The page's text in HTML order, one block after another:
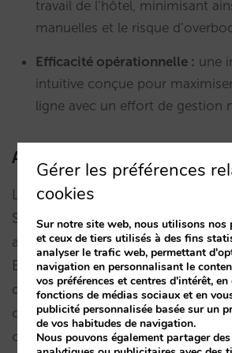
travail de l’hôtel, minimisant
manuelles et le risque
Efficacité opérationnelle : une
intuitive conçue pour
ligne avec un effort de gestion
Avantages pour les hôtels
L’intégration avec un partenaire
STAAH renforce notre mission
aux hôteliers une technologie
En combinant la puissance de
du moteur de réservations de
connectivité aux metasearch,
capacité de distribution globale de
Gérer les préférences
cookies
Sur notre site web, nous utilisons nos
et ceux de tiers utilisés à des fins
analyser le trafic web, permettant
navigation en personnalisant le
vos préférences et centres d'intérêt,
fonctions de médias sociaux et en
publicité personnalisée basée sur un
de vos habitudes de navigation.
Nous pouvons également partager